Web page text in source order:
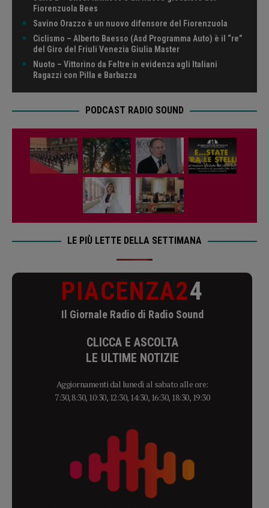
Fiorenzuola Bees
Savino Orazzo è un nuovo difensore del Fiorenzuola
Ciclismo – Alberto Baesso (Asd Programma Auto) è il “re”
del Giro del Friuli Venezia Giulia Master
Nuoto – Vittorino da Feltre in evidenza agli Italiani
Ragazzi con Pilla e Barbazza
PODCAST RADIO SOUND
LE PIÙ LETTE DELLA SETTIMANA
PIACENZA24
Il Giornale Radio di Radio Sound
CLICCA E ASCOLTA
LE ULTIME NOTIZIE
Aggiornamenti dal lunedì al sabato alle ore:
7:30, 8:30, 10:30, 12:30, 14:30, 16:30, 18:30, 19:30